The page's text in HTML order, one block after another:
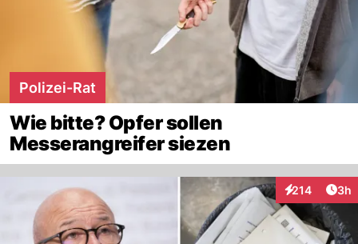
Polizei-Rat
Wie bitte? Opfer sollen
Messerangreifer siezen
214
Interaktionen
3h